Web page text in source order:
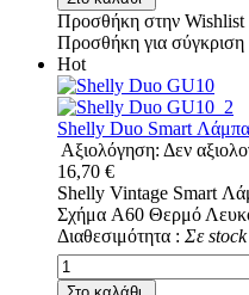
Προσθήκη στην Wishlist
Προσθήκη για σύγκριση
Hot
Shelly Duo Smart
Αξιολόγηση: Δεν
16,70 €
Shelly Vintage Smart
Σχήμα A60 Θερμό
Διαθεσιμότητα : Σε stock